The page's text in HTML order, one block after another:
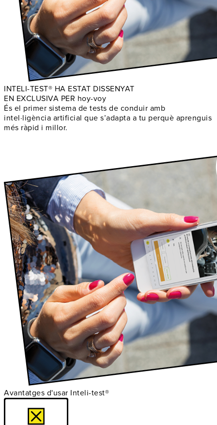
INTELI-TEST® HA ESTAT DISSENYAT
EN EXCLUSIVA PER hoy-voy
És el primer sistema de tests de conduir amb
intel·ligència artificial que s’adapta a tu perquè aprenguis
més ràpid i millor.
Avantatges d'usar Inteli-test®